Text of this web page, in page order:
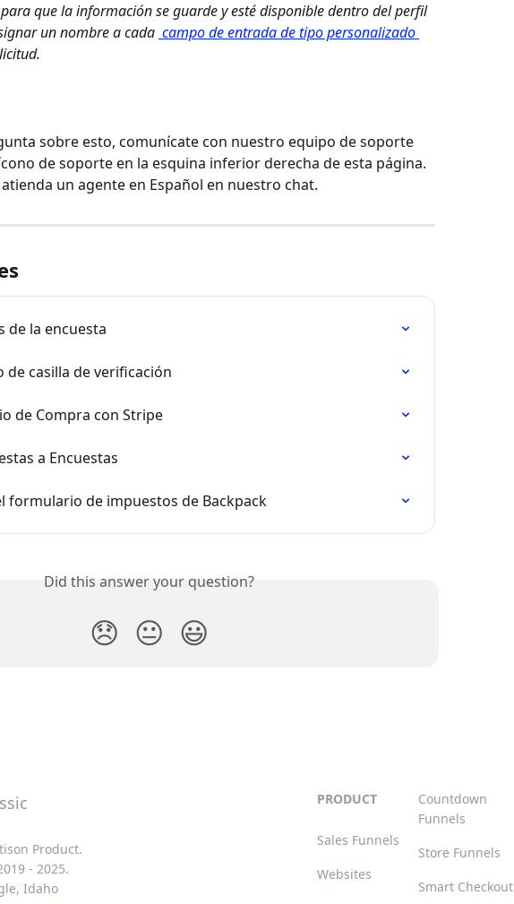
para que la información se guarde y esté disponible dentro del perfil
un nombre a cada campo de entrada de tipo personalizado
sobre esto, comunícate con nuestro equipo de soporte
de soporte en la esquina inferior derecha de esta página.
un agente en Español en nuestro chat.
de la encuesta
casilla de verificación
de Compra con Stripe
a Encuestas
formulario de impuestos de Backpack
Did this answer your question?
😞 😐 😃
Product.
- 2025.
Idaho
PRODUCT
Sales Funnels
Websites
Countdown
Funnels
Store Funnels
Smart Checkout